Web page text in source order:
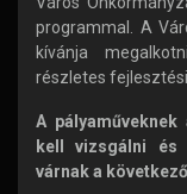
programmal. A
kívánja
részletes
A
kell vizsgálni és
várnak a